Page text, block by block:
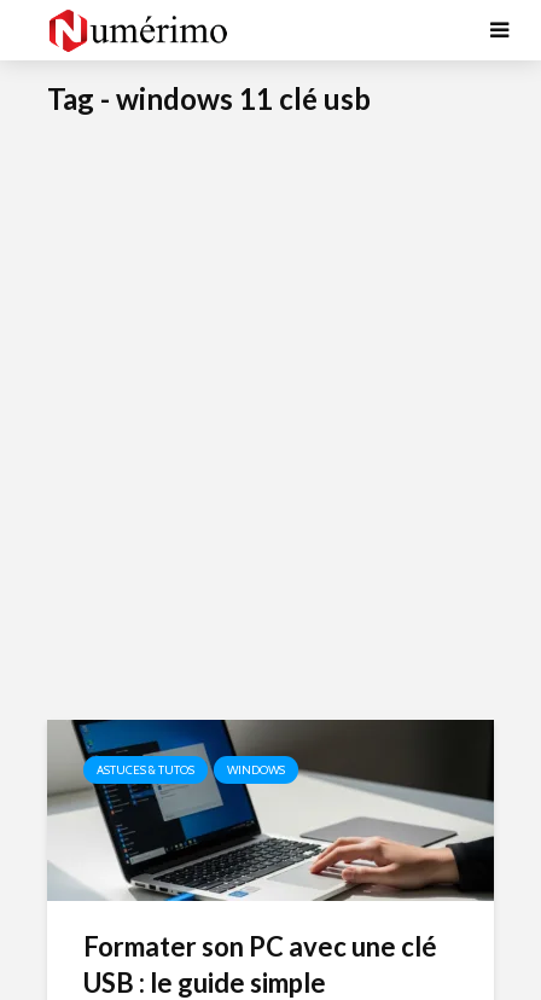
Tag - windows 11 clé usb
ASTUCES & TUTOS WINDOWS
Formater son PC avec une clé
USB : le guide simple